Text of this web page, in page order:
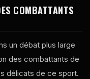
COMBATTANTS
un débat plus large
des combattants de
délicats de ce sport.